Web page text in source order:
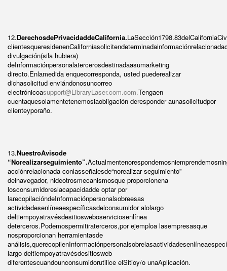
12.DerechosdePrivacidaddeCalifornia.
divulgación(sila hubiera)
deInformaciónpersonalatercerosdestinadaasumarketing
directo.Enlamedida enquecorresponda, usted puederealizar
dichasolicitud enviándonosuncorreo
electrónicoasupport@LibraryLaser.com.com.Tengaen
cuentaquesolamentetenemoslaobligación deresponder aunasolicitudpor
clienteyporaño.
13.NuestroAvisode
“Norealizarseguimiento”.
acciónrelacionada conlasseñalesde“norealizar seguimiento”
delnavegador, nideotrosmecanismosque proporcionena
losconsumidoreslacapacidadde optar por
larecopilacióndeInformaciónpersonalsobreesas
actividadesenlíneaespecíficasdelconsumidor alolargo
deltiempoyatravésdesitiosweboserviciosenlínea
deterceros.Podemospermitiraterceros,por ejemploa lasempresasque
nosproporcionan herramientasde
largo deltiempoyatravésdesitiosweb
diferentescuandounconsumidorutilice elSitioy/o unaAplicación.